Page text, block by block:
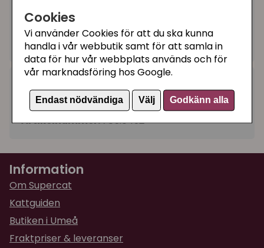
Cookies
Vi använder Cookies för att du ska kunna
handla i vår webbutik samt för att samla in
data för hur vår webbplats används och för
vår marknadsföring hos Google.
Endast nödvändiga Välj Godkänn alla
329 kr
Ej i lager, leveranstid 10-30 vardagar
Motor / pump reservdel
Artikelnummer:785.0492
Information
Om Supercat
Kattguiden
Butiken i Umeå
Fraktpriser & leveranser